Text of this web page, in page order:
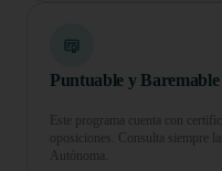
Puntuable y Baremable
Este programa cuenta con
oposiciones. Consulta siempre
Autónoma.